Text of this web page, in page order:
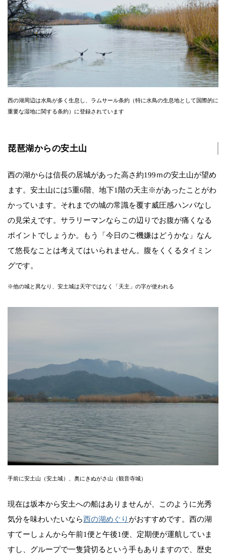
西の湖周辺は水鳥が多く生息し、ラムサール条約（特に水鳥の生息地として国際的に
重要な湿地に関する条約）に登録されています
琵琶湖からの安土山
西の湖からは信長の居城があった高さ約199ｍの安土山が望め
ます。安土山には5重6階、地下1階の天主※があったことがわ
かっています。それまでの城の常識を覆す威圧感ハンパなし
の見栄えです。サラリーマンならこの辺りでお腹が痛くなる
ポイントでしょうか。もう「今日のご機嫌はどうかな」なん
て悠長なことは考えてはいられません。腹をくくるタイミン
グです。
※他の城と異なり、安土城は天守ではなく「天主」の字が使われる
手前に安土山（安土城）、奥にきぬがさ山（観音寺城）
現在は坂本から安土への船はありませんが、このように光秀
気分を味わいたいなら西の湖めぐり がおすすめです。西の湖
すてーしょんから午前1便と午後1便、定期便が運航していま
すし、グループで一隻貸切るという手もありますので、歴史